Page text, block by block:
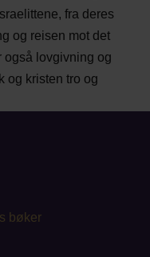
fra deres
og reisen mot det
også lovgivning og
og kristen tro og
bøker